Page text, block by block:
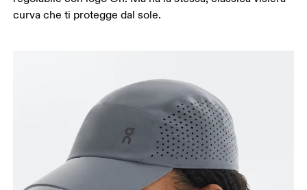
curva che ti protegge dal sole.